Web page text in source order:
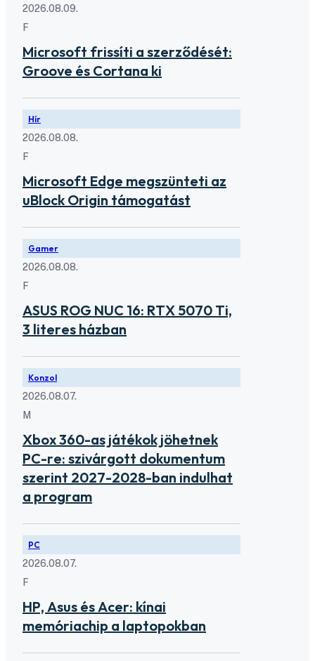
2026.08.09.
F
Microsoft frissíti a szerződését:
Groove és Cortana ki
Hír
2026.08.08.
F
Microsoft Edge megszünteti az
uBlock Origin támogatást
Gamer
2026.08.08.
F
ASUS ROG NUC 16: RTX 5070 Ti,
3 literes házban
Konzol
2026.08.07.
M
Xbox 360-as játékok jöhetnek
PC-re: szivárgott dokumentum
szerint 2027-2028-ban indulhat
a program
PC
2026.08.07.
F
HP, Asus és Acer: kínai
memóriachip a laptopokban